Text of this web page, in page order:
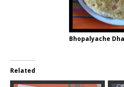
Bhopalyache
Related